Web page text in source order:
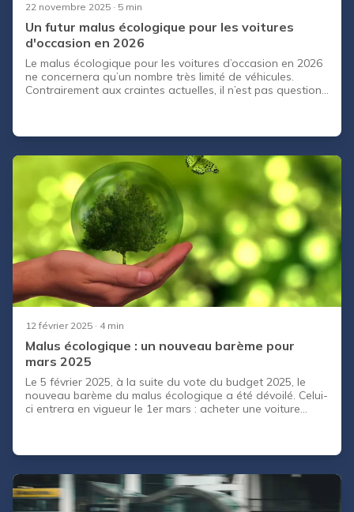
22 novembre 2025 · 5 min
Un futur malus écologique pour les voitures
d'occasion en 2026
Le malus écologique pour les voitures d’occasion en 2026
ne concernera qu’un nombre très limité de véhicules.
Contrairement aux craintes actuelles, il n’est pas question
immatriculation. Pour la grande majorité des
automobilistes, aucun surcoût n’est à prévoir.
12 février 2025 · 4 min
Malus écologique : un nouveau barème pour
mars 2025
Le 5 février 2025, à la suite du vote du budget 2025, le
nouveau barème du malus écologique a été dévoilé. Celui-
ci entrera en vigueur le 1er mars : acheter une voiture